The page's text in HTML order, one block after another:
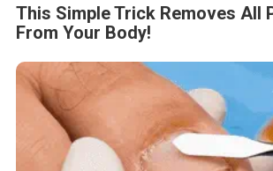
This Simple Trick Removes All
From Your Body!